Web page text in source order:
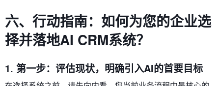
六、行动指南：如何为您的企业选
择并落地AI CRM系统？
1. 第一步：评估现状，明确引入AI的首要目标